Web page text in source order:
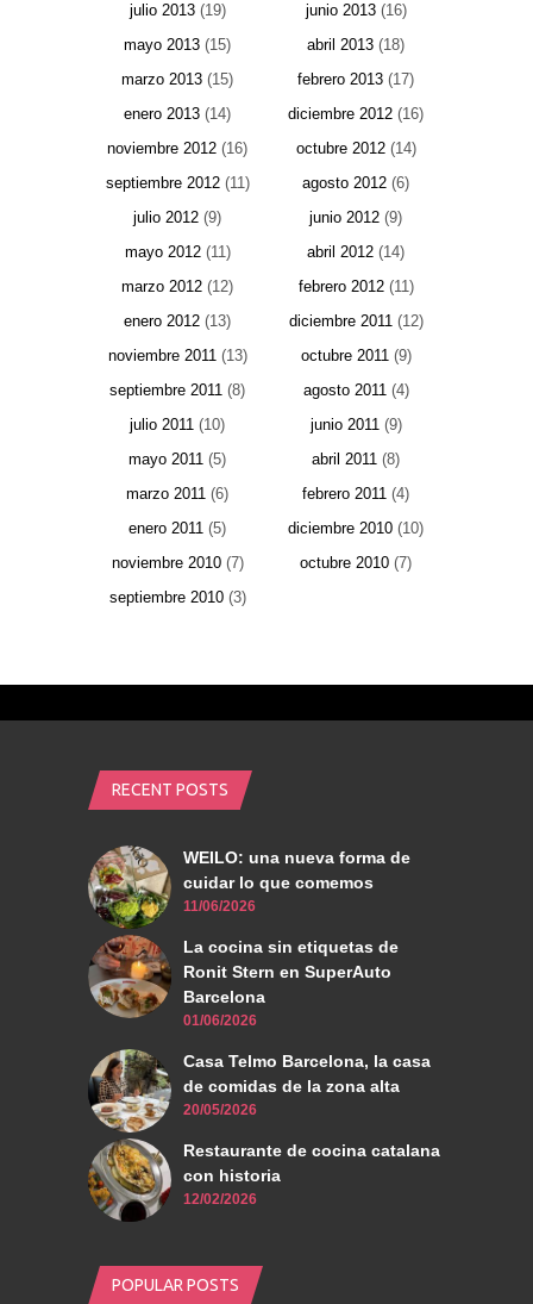
julio 2013(19) junio 2013(16)
mayo 2013 (15) abril 2013 (18)
marzo 2013 (15) febrero 2013 (17)
enero 2013 (14) diciembre 2012 (16)
noviembre 2012 (16) octubre 2012(14)
septiembre 2012(11) agosto 2012 (6)
julio 2012 (9) junio 2012 (9)
mayo 2012(11) abril 2012 (14)
marzo 2012 (12) febrero 2012(11)
enero 2012 (13) diciembre 2011(12)
noviembre 2011(13) octubre 2011(9)
septiembre 2011 (8) agosto 2011(4)
julio 2011 (10) junio 2011(9)
mayo 2011 (5) abril 2011 (8)
marzo 2011 (6) febrero 2011 (4)
enero 2011 (5) diciembre 2010 (10)
noviembre 2010(7) octubre 2010 (7)
septiembre 2010(3)
RECENT POSTS
WEILO: una nueva forma de
cuidar lo que comemos
11/06/2026
La cocina sin etiquetas de
Ronit Stern en SuperAuto
Barcelona
01/06/2026
Casa Telmo Barcelona, la casa
de comidas de la zona alta
20/05/2026
Restaurante de cocina catalana
con historia
12/02/2026
POPULAR POSTS